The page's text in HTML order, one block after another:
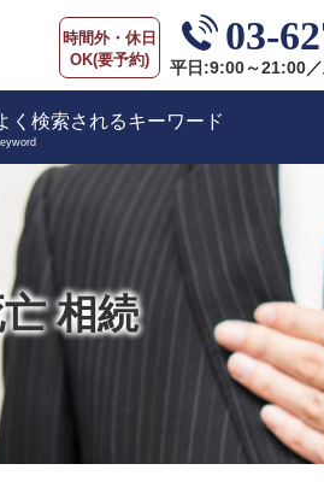
相続
時間外・休日
OK(要予約)
03-
平日:9:00～21:00
く検索されるキーワード